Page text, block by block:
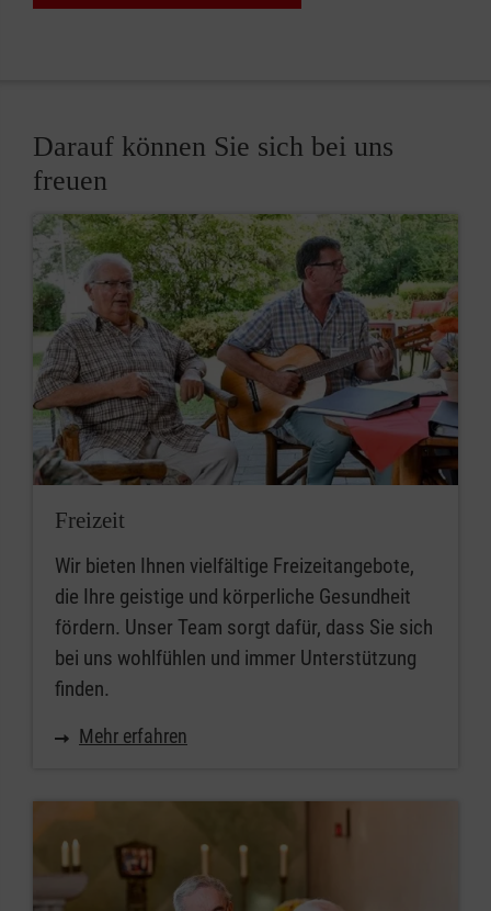
Darauf können Sie sich bei uns
freuen
Freizeit
Wir bieten Ihnen vielfältige Freizeitangebote,
die Ihre geistige und körperliche Gesundheit
fördern. Unser Team sorgt dafür, dass Sie sich
bei uns wohlfühlen und immer Unterstützung
finden.
Mehr erfahren